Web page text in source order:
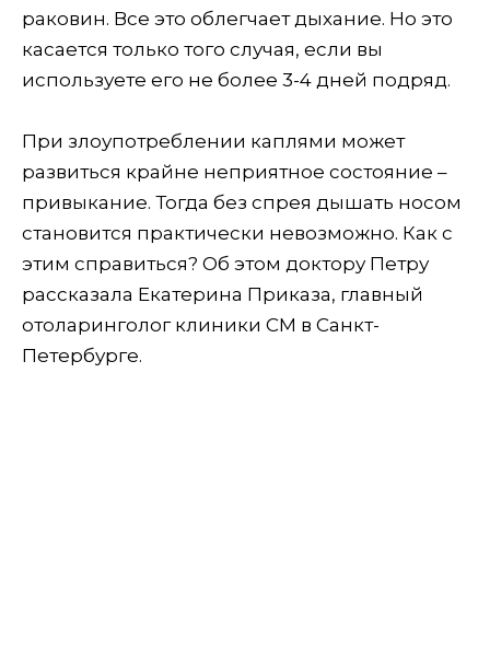
раковин. Все это облегчает дыхание. Но это
касается только того случая, если вы
используете его не более 3-4 дней подряд.
При злоупотреблении каплями может
развиться крайне неприятное состояние –
привыкание. Тогда без спрея дышать носом
становится практически невозможно. Как с
этим справиться? Об этом доктору Петру
рассказала Екатерина Приказа, главный
отоларинголог клиники СМ в Санкт-
Петербурге.